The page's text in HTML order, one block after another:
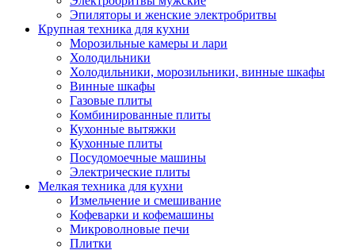
Эпиляторы и женские электробритвы
Крупная техника для кухни
Морозильные камеры и лари
Холодильники
Холодильники, морозильники, винные шкафы
Винные шкафы
Газовые плиты
Комбинированные плиты
Кухонные вытяжки
Кухонные плиты
Посудомоечные машины
Электрические плиты
Мелкая техника для кухни
Измельчение и смешивание
Кофеварки и кофемашины
Микроволновые печи
Плитки